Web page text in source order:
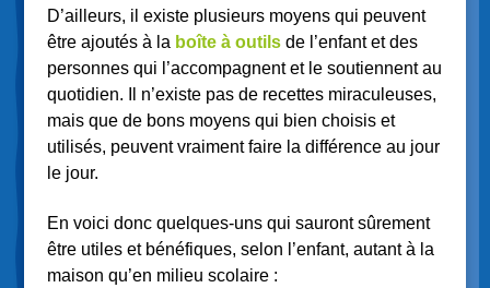
D’ailleurs, il existe plusieurs moyens qui peuvent
être ajoutés à la boîte à outilsde l’enfant et des
personnes qui l’accompagnent et le soutiennent au
quotidien. Il n’existe pas de recettes miraculeuses,
mais que de bons moyens qui bien choisis et
utilisés, peuvent vraiment faire la différence au jour
le jour.
En voici donc quelques-uns qui sauront sûrement
être utiles et bénéfiques, selon l’enfant, autant à la
maison qu’en milieu scolaire :